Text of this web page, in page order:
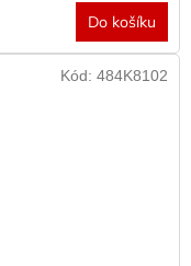
Do košíku
Kód: 484K8102